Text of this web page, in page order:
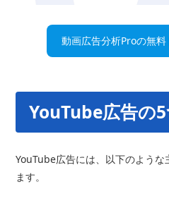
動画広告分析Proの無
YouTube広告の
YouTube広告には、以下のよう
ます。